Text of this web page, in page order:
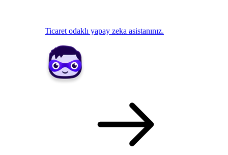
Ticaret odaklı yapay zeka asistanınız.